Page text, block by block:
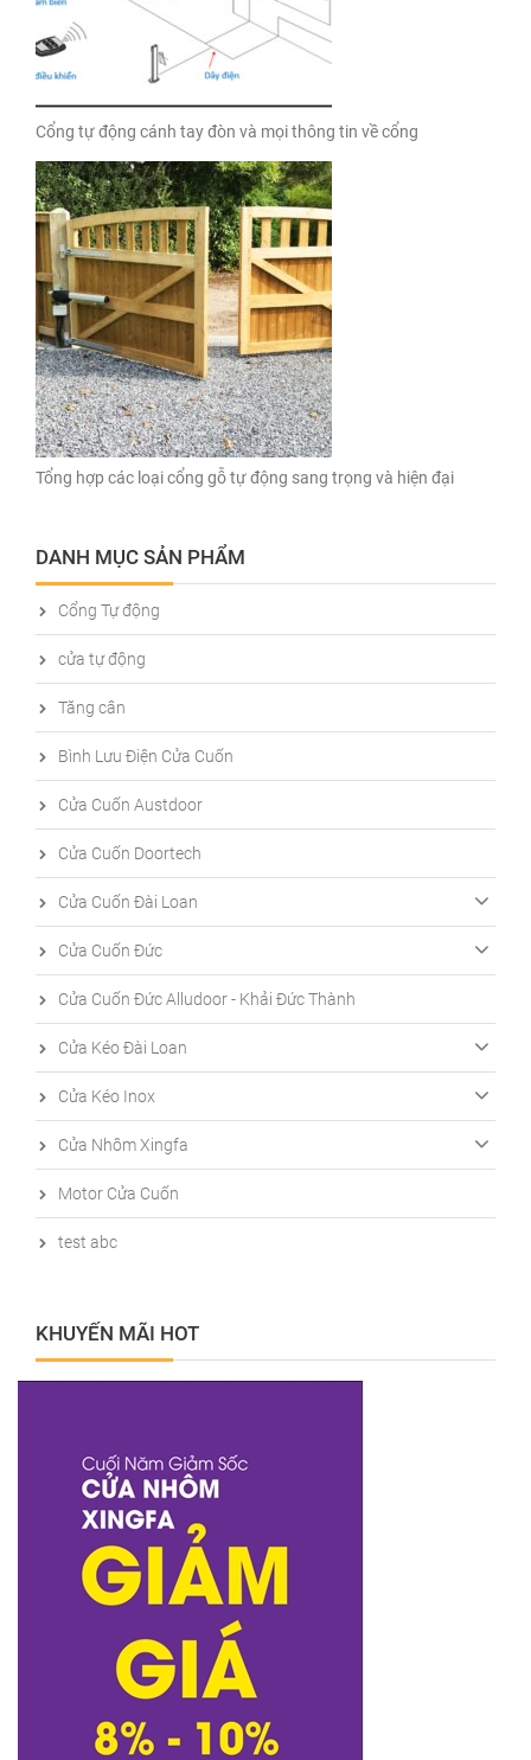
Cổng tự động cánh tay đòn và mọi thông tin về cổng
Tổng hợp các loại cổng gỗ tự động sang trọng và hiện đại
DANH MỤC SẢN PHẨM
Cổng Tự động
cửa tự động
Tăng cân
Bình Lưu Điện Cửa Cuốn
Cửa Cuốn Austdoor
Cửa Cuốn Doortech
Cửa Cuốn Đài Loan
Cửa Cuốn Đức
Cửa Cuốn Đức Alludoor - Khải Đức Thành
Cửa Kéo Đài Loan
Cửa Kéo Inox
Cửa Nhôm Xingfa
Motor Cửa Cuốn
test abc
KHUYẾN MÃI HOT